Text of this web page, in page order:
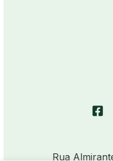
Rua